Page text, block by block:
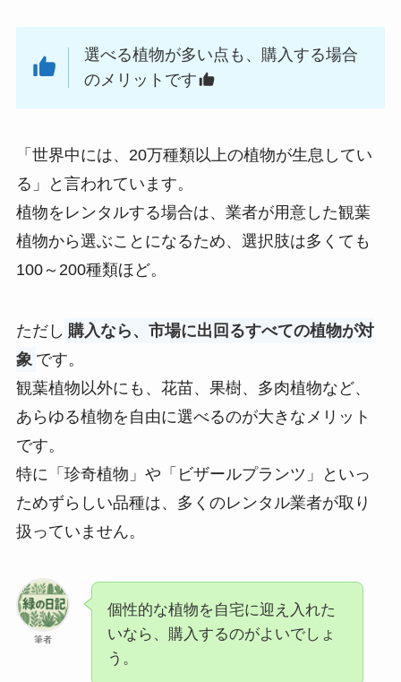
選べる植物が多い点も、購入する場合
のメリットです
「世界中には、20万種類以上の植物が生息してい
る」と言われています。
植物をレンタルする場合は、業者が用意した観葉
植物から選ぶことになるため、選択肢は多くても
100～200種類ほど。
ただし 購入なら、市場に出回るすべての植物が対
象 です。
観葉植物以外にも、花苗、果樹、多肉植物など、
あらゆる植物を自由に選べるのが大きなメリット
です。
特に「珍奇植物」や「ビザールプランツ」といっ
ためずらしい品種は、多くのレンタル業者が取り
扱っていません。
筆者
個性的な植物を自宅に迎え入れた
いなら、購入するのがよいでしょ
う。